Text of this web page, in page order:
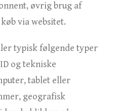
øvrig brug af
via websitet.
typisk følgende typer
og tekniske
tablet eller
geografisk